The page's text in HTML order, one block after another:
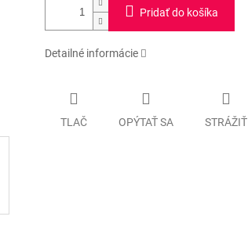
Pridať do košíka
Detailné informácie
TLAČ OPÝTAŤ SA STRÁŽIŤ